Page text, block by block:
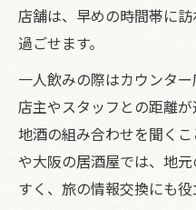
店舗は、早めの時間帯に
過ごせます。
一人飲みの際はカウンター
店主やスタッフとの距離
地酒の組み合わせを聞く
や大阪の居酒屋では、地
すく、旅の情報交換にも役